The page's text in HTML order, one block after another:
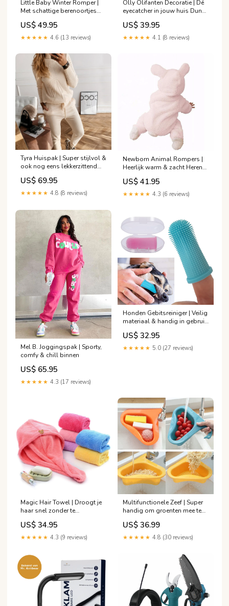
Little Baby Winter Romper |
Met schattige berenoortjes
Maat:3-6M
US$ 49.95
★★★★★ 4.6 (13 reviews)
Olly Olifanten Decoratie | Dé
eyecatcher in jouw huis Dunne
US$ 39.95
★★★★★ 4.1 (8 reviews)
Tyra Huispak | Super stijlvol &
ook nog eens lekkerzittend
Blazers
US$ 69.95
★★★★★ 4.8 (8 reviews)
Newborn Animal Rompers |
Heerlijk warm & zacht Heren
Zonnebrillen
US$ 41.95
★★★★★ 4.3 (6 reviews)
Mel B. Joggingspak | Sporty,
comfy & chill binnen
US$ 65.95
★★★★★ 4.3 (17 reviews)
Honden Gebitsreiniger | Veilig
materiaal & handig in gebruik
pdp-checked
US$ 32.95
★★★★★ 5.0 (27 reviews)
Magic Hair Towel | Droogt je
haar snel zonder te
beschadigen Sport
US$ 34.95
★★★★★ 4.3 (9 reviews)
Multifunctionele Zeef | Super
handig om groenten mee te
wassen Kleur:Oranje
US$ 36.99
★★★★★ 4.8 (30 reviews)